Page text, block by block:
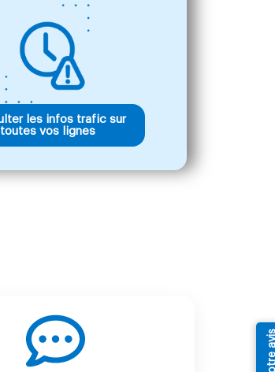
les infos trafic sur
toutes vos lignes